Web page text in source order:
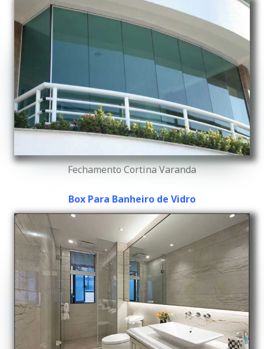
Fechamento Cortina Varanda
Box Para Banheiro de Vidro